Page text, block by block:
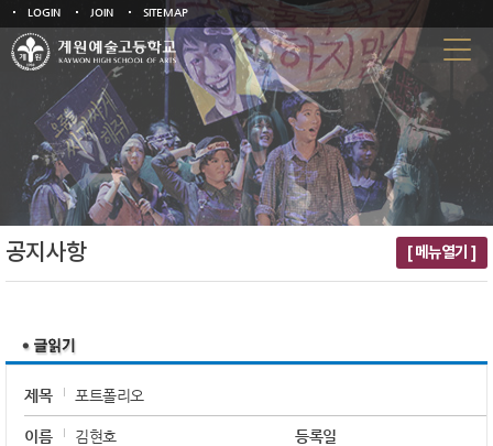
LOGIN JOIN SITEMAP
공지사항 [ 메뉴열기 ]
제목 포트폴리오
이름 김현호
등록일